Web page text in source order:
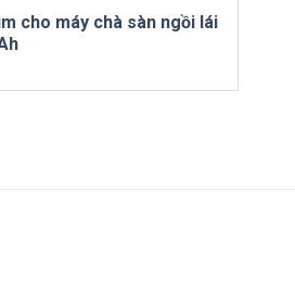
cho máy chà sàn ngồi lái